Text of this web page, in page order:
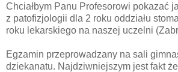
Chciałbym Panu Profesorowi pokazać
z patofizjologii dla 2 roku oddziału
roku lekarskiego na naszej uczelni
Egzamin przeprowadzany na sali
dziekanatu. Najdziwniejszym jest fakt